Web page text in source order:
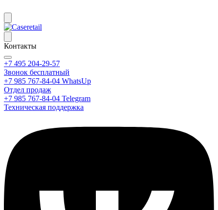
Контакты
+7 495 204-29-57
Звонок бесплатный
+7 985 767-84-04 WhatsUp
Отдел продаж
+7 985 767-84-04 Telegram
Техническая поддержка